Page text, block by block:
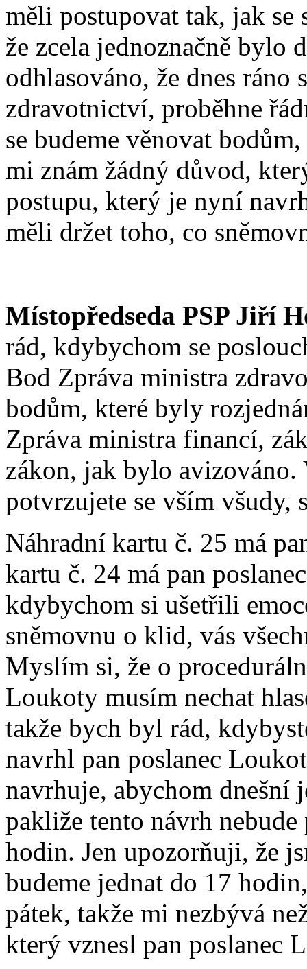
měli postupovat tak, jak se
že zcela jednoznačně bylo
odhlasováno, že dnes ráno
zdravotnictví, proběhne
se budeme věnovat
mi znám žádný důvod,
postupu, který je nyní
měli držet toho, co
Místopředseda PSP Jiří
rád, kdybychom se
Bod Zpráva ministra
bodům, které byly
Zpráva ministra financí,
zákon, jak bylo
potvrzujete se vším všudy,
Náhradní kartu č. 25 má
kartu č. 24 má pan
kdybychom si ušetřili
sněmovnu o klid, vás
Myslím si, že o
Loukoty musím nechat
takže bych byl rád,
navrhl pan poslanec
navrhuje, abychom
pakliže tento návrh
hodin. Jen upozorňuji, že
budeme jednat do 17
pátek, takže mi nezbývá
který vznesl pan poslanec